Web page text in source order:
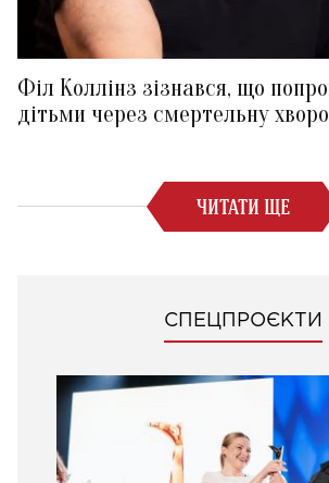
Філ Коллінз зізнався, що
дітьми через смертельну
ЧИТАТИ ЩЕ
СПЕЦПРОЄКТИ